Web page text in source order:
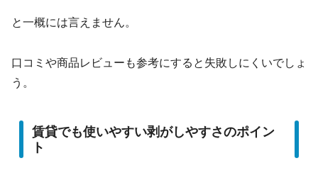
と一概には言えません。
口コミや商品レビューも参考にすると失敗しにくいでしょ
う。
賃貸でも使いやすい剥がしやすさのポイン
ト